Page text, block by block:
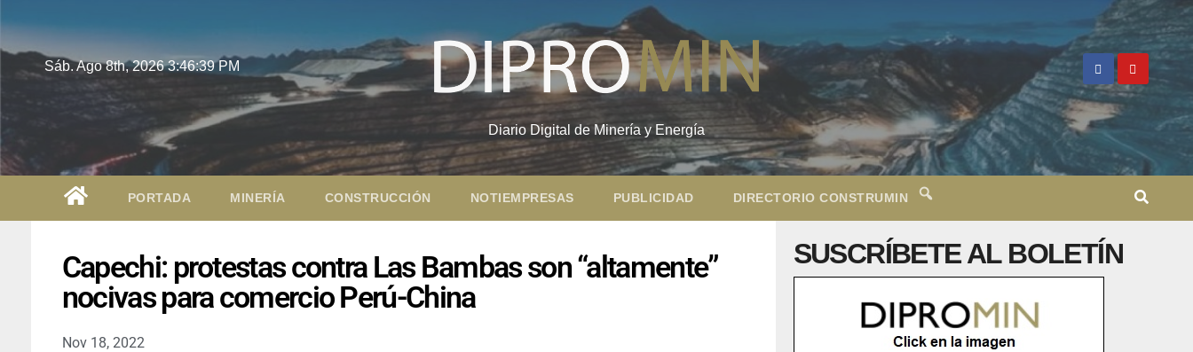
Sáb. Ago 8th, 20263:46:40 PM
Diario Digital de Minería y Energía
PORTADA MINERÍA CONSTRUCCIÓN NOTIEMPRESAS PUBLICIDAD DIRECTORIO CONSTRUMIN
Capechi: protestas contra Las Bambas son “altamente”
nocivas para comercio Perú-China
Nov 18, 2022
SUSCRÍBETE AL BOLETÍN